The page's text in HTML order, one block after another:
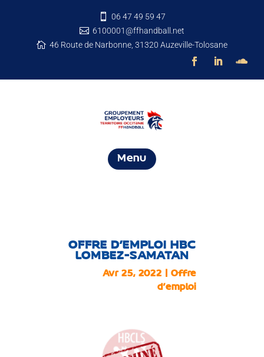

06 47 49 59 47
 6100001@ffhandball.net
 46 Route de Narbonne, 31320 Auzeville-Tolosane
Menu
OFFRE D’EMPLOI HBC
LOMBEZ-SAMATAN
Avr 25, 2022 |Offre
d'emploi